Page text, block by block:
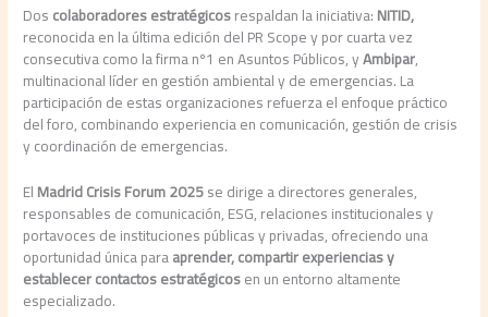
Doscolaboradores estratégicosrespaldan la iniciativa:NITID,
reconocida en la última edición del PR Scope y por cuarta vez
consecutiva como la firma nº1 en Asuntos Públicos, yAmbipar,
multinacional líder en gestión ambiental y de emergencias. La
participación de estas organizaciones refuerza el enfoque práctico
del foro, combinando experiencia en comunicación, gestión de crisis
y coordinación de emergencias.
ElMadrid Crisis Forum 2025se dirige a directores generales,
responsables de comunicación, ESG, relaciones institucionales y
portavoces de instituciones públicas y privadas, ofreciendo una
oportunidad única paraaprender, compartir experiencias y
establecer contactos estratégicosen un entorno altamente
especializado.